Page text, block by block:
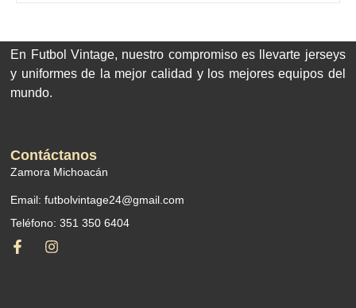
En Futbol Vintage, nuestro compromiso es llevarte jerseys
y uniformes de la mejor calidad y los mejores equipos del
mundo.
Contáctanos
Zamora Michoacán
Email: futbolvintage24@gmail.com
Teléfono: 351 350 6404